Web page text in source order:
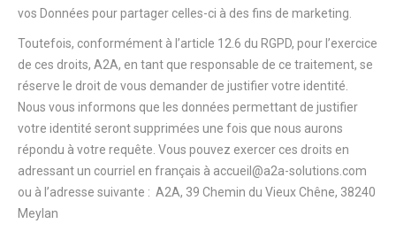
vos Données pour partager celles-ci à des fins de marketing.
Toutefois, conformément à l’article 12.6 du RGPD, pour l’exercice
de ces droits, A2A, en tant que responsable de ce traitement, se
réserve le droit de vous demander de justifier votre identité.
Nous vous informons que les données permettant de justifier
votre identité seront supprimées une fois que nous aurons
répondu à votre requête. Vous pouvez exercer ces droits en
adressant un courriel en français à accueil@a2a-solutions.com
ou à l’adresse suivante : A2A, 39 Chemin du Vieux Chêne, 38240
Meylan